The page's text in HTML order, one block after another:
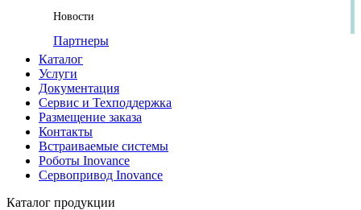
Новости
Партнеры
Каталог
Услуги
Документация
Сервис и Техподдержка
Размещение заказа
Контакты
Встраиваемые системы
Роботы Inovance
Сервопривод Inovance
Каталог продукции